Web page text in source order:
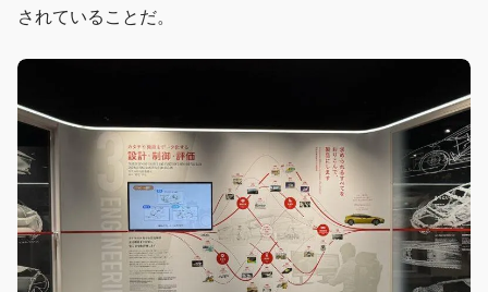
されていることだ。